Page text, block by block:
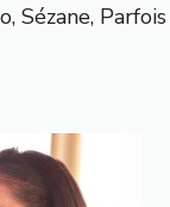
Sézane, Parfois